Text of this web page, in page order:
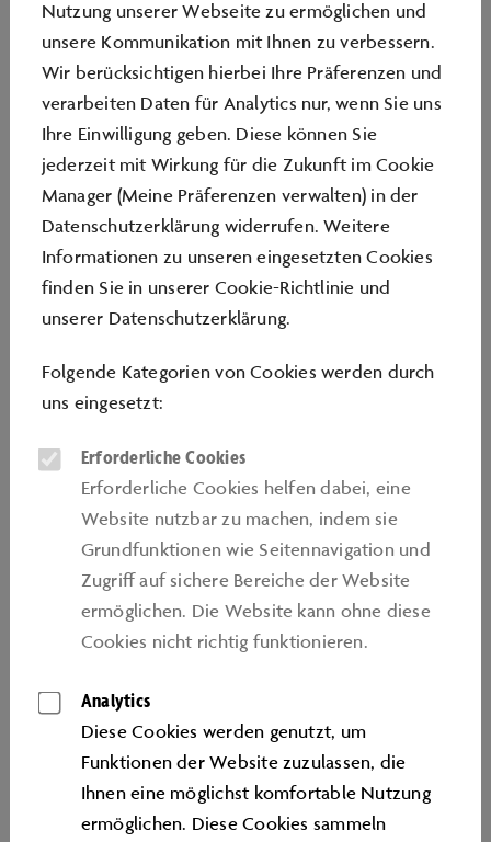
DATENSCHUTZERKLÄRUNG
Im Folgenden informieren wir Sie über die Erhebung
anonymer und personenbezogener Daten.
mehr
COOKIE-RICHTLINIE
Endgerät gespeichert wird und Daten wie z.B.
persönliche Seiteneinstellungen und
mehr
PARKPLATZORDNUNG
Wir freuen uns auf Ihren Besuch. Mit Befahren der
Parkplätze sind die nachfolgenden Regelungen für den
mehr
NUTZUNGSBEDINGUNGEN
KARRIEREPORTAL
Nutzung unserer Webseite zu ermöglichen und
unsere Kommunikation mit Ihnen zu verbessern.
Wir berücksichtigen hierbei Ihre Präferenzen und
verarbeiten Daten für Analytics nur, wenn Sie uns
Ihre Einwilligung geben. Diese können Sie
jederzeit mit Wirkung für die Zukunft im Cookie
Manager (Meine Präferenzen verwalten) in der
Datenschutzerklärung widerrufen. Weitere
Informationen zu unseren eingesetzten Cookies
finden Sie in unserer Cookie-Richtlinie und
unserer Datenschutzerklärung.
Folgende Kategorien von Cookies werden durch
uns eingesetzt:
Erforderliche Cookies
Erforderliche Cookies helfen dabei, eine
Website nutzbar zu machen, indem sie
Grundfunktionen wie Seitennavigation und
Zugriﬀ auf sichere Bereiche der Website
ermöglichen. Die Website kann ohne diese
Cookies nicht richtig funktionieren.
Analytics
Diese Cookies werden genutzt, um
Funktionen der Website zuzulassen, die
Ihnen eine möglichst komfortable Nutzung
ermöglichen. Diese Cookies sammeln